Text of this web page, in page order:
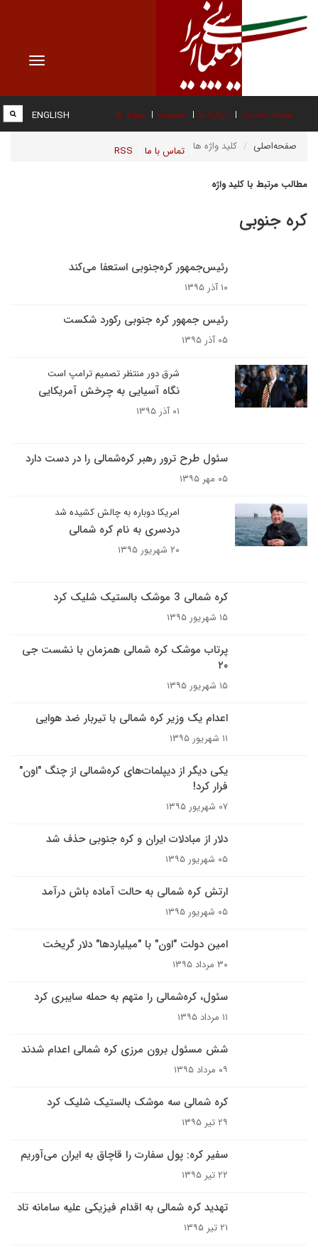
Toggle
صفحه نخست درباره ما عضویت پیوند ها
تماس با ما RSS
ENGLISH
صفحه‌اصلی کلید واژه ها
مطالب مرتبط با کلید واژه
کره جنوبی
رئیس‌جمهور کره‌جنوبی استعفا می‌کند
۱۰ آذر ۱۳۹۵
رئیس جمهور کره جنوبی رکورد شکست
۰۵ آذر ۱۳۹۵
شرق دور منتظر تصمیم ترامپ است
نگاه آسیایی به چرخش آمریکایی
۰۱ آذر ۱۳۹۵
سئول طرح ترور رهبر کره‌شمالی را در دست دارد
۰۵ مهر ۱۳۹۵
امریکا دوباره به چالش کشیده شد
دردسری به نام کره شمالی
۲۰ شهریور ۱۳۹۵
کره شمالی 3 موشک بالستیک شلیک کرد
۱۵ شهریور ۱۳۹۵
پرتاب موشک کره شمالی همزمان با نشست جی
۲۰
۱۵ شهریور ۱۳۹۵
اعدام یک وزیر کره شمالی با تیربار ضد هوایی
۱۱ شهریور ۱۳۹۵
یکی دیگر از دیپلمات‌های کره‌شمالی از چنگ "اون"
فرار کرد!
۰۷ شهریور ۱۳۹۵
دلار از مبادلات ایران و کره جنوبی حذف شد
۰۵ شهریور ۱۳۹۵
ارتش کره شمالی به حالت آماده باش درآمد
۰۵ شهریور ۱۳۹۵
امین دولت "اون" با "میلیاردها" دلار گریخت
۳۰ مرداد ۱۳۹۵
سئول، کره‌شمالی را متهم به حمله سایبری کرد
۱۱ مرداد ۱۳۹۵
شش مسئول برون مرزی کره شمالی اعدام شدند
۰۹ مرداد ۱۳۹۵
کره شمالی سه موشک بالستیک شلیک کرد
۲۹ تیر ۱۳۹۵
سفیر کره: پول سفارت را قاچاق به ایران می‌آوریم
۲۲ تیر ۱۳۹۵
تهدید کره شمالی به اقدام فیزیکی علیه سامانه تاد
۲۱ تیر ۱۳۹۵